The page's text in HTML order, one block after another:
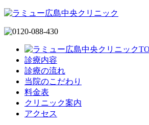
診療内容
診療の流れ
当院のこだわり
料金表
クリニック案内
アクセス